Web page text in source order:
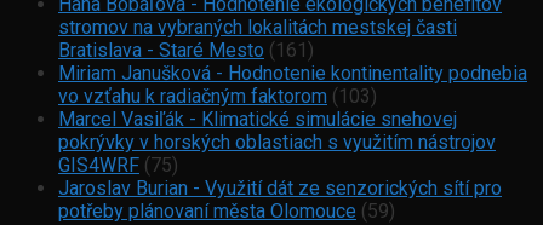
stromov na vybraných lokalitách mestskej časti
Bratislava - Staré Mesto (161)
Miriam Janušková - Hodnotenie kontinentality podnebia
vo vzťahu k radiačným faktorom (103)
Marcel Vasiľák - Klimatické simulácie snehovej
pokrývky v horských oblastiach s využitím nástrojov
GIS4WRF (75)
Jaroslav Burian - Využití dát ze senzorických sítí pro
potřeby plánovaní města Olomouce (59)